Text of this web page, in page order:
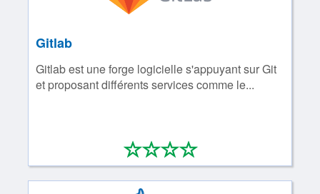
Gitlab
Gitlab est une forge logicielle s'appuyant sur Git
et proposant différents services comme le...
****
0/4